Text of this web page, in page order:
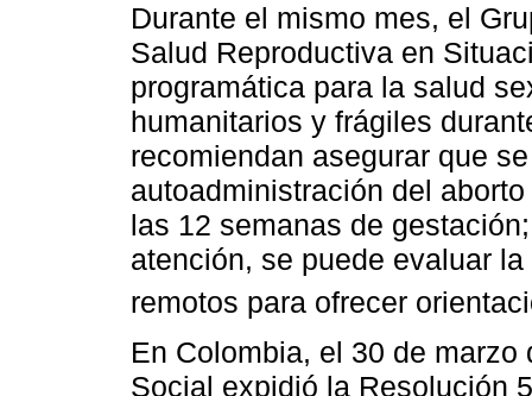
Durante el mismo mes, el
Salud Reproductiva en
programática para la salud
humanitarios y frágiles
recomiendan asegurar que
autoadministración del
las 12 semanas de
atención, se puede evaluar
remotos para ofrecer
En Colombia, el 30 de
Social expidió la Resolución